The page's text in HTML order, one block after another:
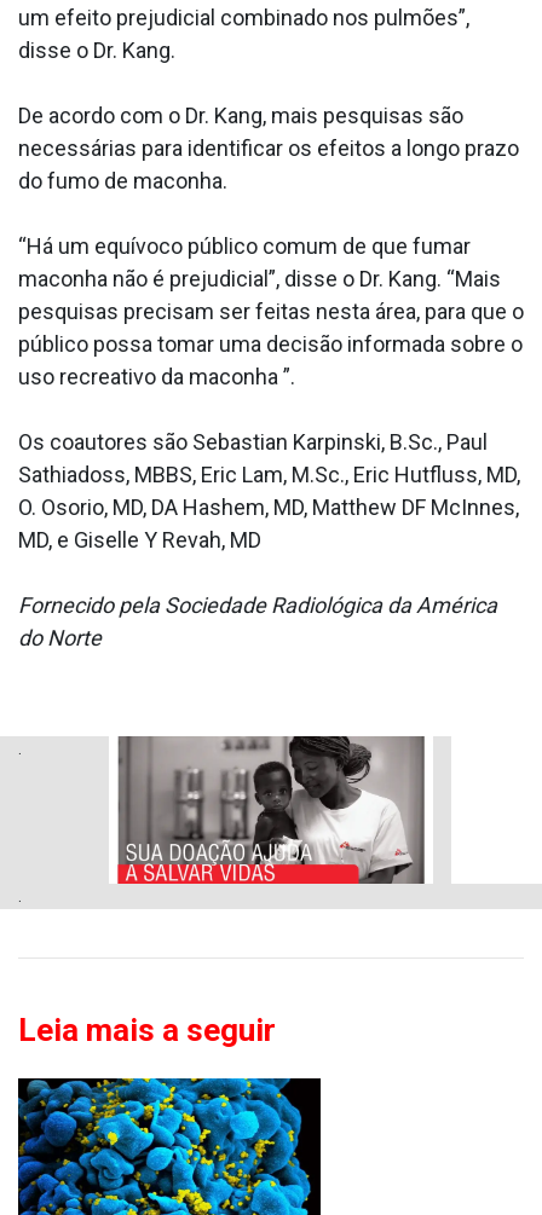
um efeito prejudicial combinado nos pulmões”,
disse o Dr. Kang.
De acordo com o Dr. Kang, mais pesquisas são
necessárias para identificar os efeitos a longo prazo
do fumo de maconha.
“Há um equívoco público comum de que fumar
maconha não é prejudicial”, disse o Dr. Kang. “Mais
pesquisas precisam ser feitas nesta área, para que o
público possa tomar uma decisão informada sobre o
uso recreativo da maconha ”.
Os coautores são Sebastian Karpinski, B.Sc., Paul
Sathiadoss, MBBS, Eric Lam, M.Sc., Eric Hutfluss, MD,
O. Osorio, MD, DA Hashem, MD, Matthew DF McInnes,
MD, e Giselle Y Revah, MD
Fornecido pela Sociedade Radiológica da América
do Norte
.
Leia mais a seguir